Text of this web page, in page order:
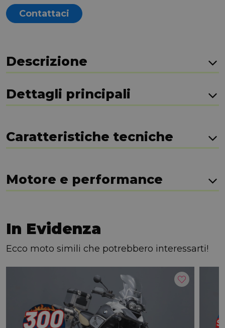
Contattaci
Descrizione
Dettagli principali
Caratteristiche tecniche
Motore e performance
In Evidenza
Ecco moto simili che potrebbero interessarti!